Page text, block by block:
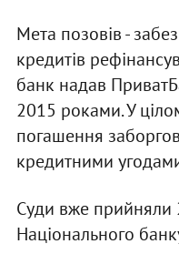
Мета позовів -
кредитів
банк надав
2015 роками. У
погашення
кредитними
Cуди вже прийняли
Національного